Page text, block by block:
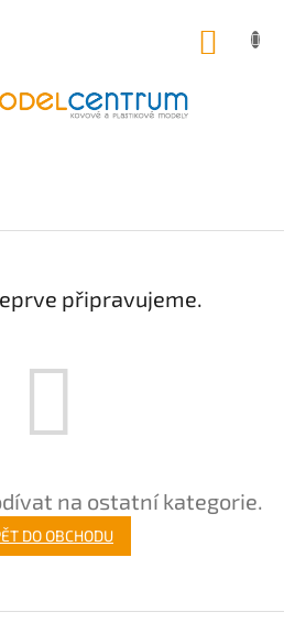
připravujeme.
na ostatní kategorie.
DO OBCHODU